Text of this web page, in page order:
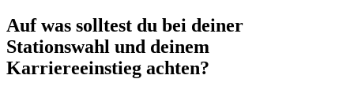
Auf was solltest du bei deiner
Stationswahl und deinem
Karriereeinstieg achten?